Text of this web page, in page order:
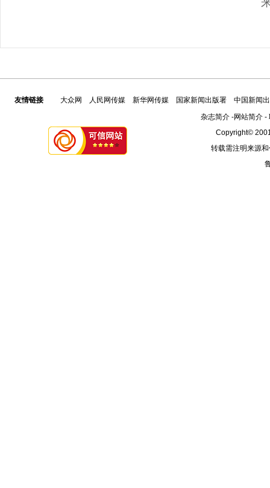
友情链接 大众网 人民网传媒 新华网传媒 国家新闻出版署
中国新闻
杂志简介-网站简介-
Copyright©
转载需注明来源